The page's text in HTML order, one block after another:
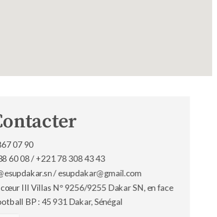
07 90
60 08 /+221 78 308 43 43
/ esupdakar@gmail.com
cœur III Villas N° 9256/9255 Dakar SN, en face
BP : 45 931 Dakar, Sénégal